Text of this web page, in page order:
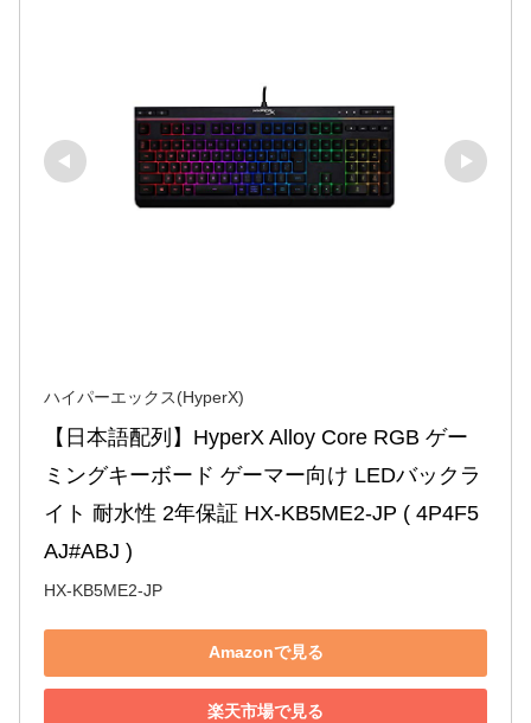
ハイパーエックス(HyperX)
【日本語配列】HyperX Alloy Core RGB ゲー
ミングキーボード ゲーマー向け LEDバックラ
イト 耐水性 2年保証 HX-KB5ME2-JP ( 4P4F5
AJ#ABJ )
HX-KB5ME2-JP
Amazonで見る
楽天市場で見る